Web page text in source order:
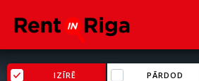
IZĪRĒ PĀRDOD